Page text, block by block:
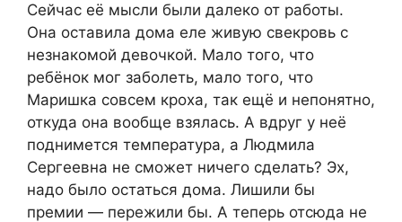
Сейчас её мысли были далеко от работы.
Она оставила дома еле живую свекровь с
незнакомой девочкой. Мало того, что
ребёнок мог заболеть, мало того, что
Маришка совсем кроха, так ещё и непонятно,
откуда она вообще взялась. А вдруг у неё
поднимется температура, а Людмила
Сергеевна не сможет ничего сделать? Эх,
надо было остаться дома. Лишили бы
премии — пережили бы. А теперь отсюда не